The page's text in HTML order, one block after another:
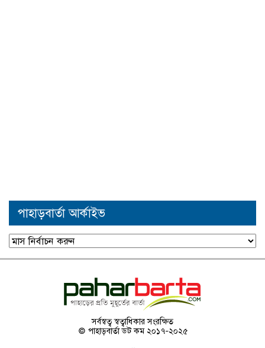
পাহাড়বার্তা আর্কাইভ
পাহাড়বার্তা
আর্কাইভ
সর্বস্বত্ব স্বত্বাধিকার সংরক্ষিত
© পাহাড়বার্তা ডট কম ২০১৭-২০২৫